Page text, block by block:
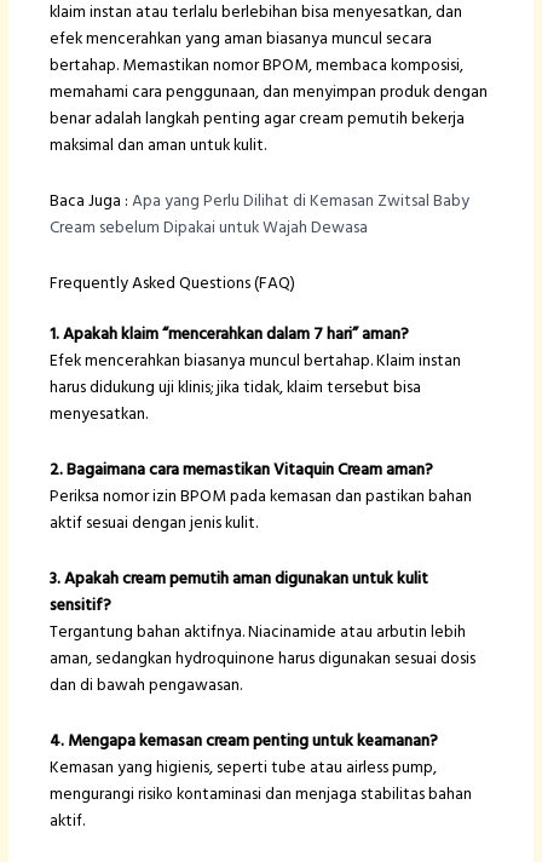
klaim instan atau terlalu berlebihan bisa menyesatkan, dan
efek mencerahkan yang aman biasanya muncul secara
bertahap. Memastikan nomor BPOM, membaca komposisi,
memahami cara penggunaan, dan menyimpan produk dengan
benar adalah langkah penting agar cream pemutih bekerja
maksimal dan aman untuk kulit.
Baca Juga :Apa yang Perlu Dilihat di Kemasan Zwitsal Baby
Cream sebelum Dipakai untuk Wajah Dewasa
Frequently Asked Questions (FAQ)
1. Apakah klaim “mencerahkan dalam 7 hari” aman?
Efek mencerahkan biasanya muncul bertahap. Klaim instan
harus didukung uji klinis; jika tidak, klaim tersebut bisa
menyesatkan.
2. Bagaimana cara memastikan Vitaquin Cream aman?
Periksa nomor izin BPOM pada kemasan dan pastikan bahan
aktif sesuai dengan jenis kulit.
3. Apakah cream pemutih aman digunakan untuk kulit
sensitif?
Tergantung bahan aktifnya. Niacinamide atau arbutin lebih
aman, sedangkan hydroquinone harus digunakan sesuai dosis
dan di bawah pengawasan.
4. Mengapa kemasan cream penting untuk keamanan?
Kemasan yang higienis, seperti tube atau airless pump,
mengurangi risiko kontaminasi dan menjaga stabilitas bahan
aktif.